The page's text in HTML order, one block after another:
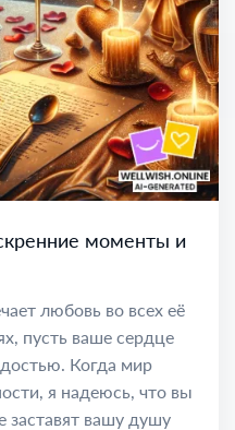
моменты и
любовь во всех её
пусть ваше сердце
Когда мир
я надеюсь, что вы
заставят вашу душу